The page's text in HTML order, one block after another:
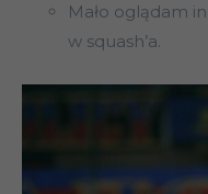
Mało oglądam
w squash’a.